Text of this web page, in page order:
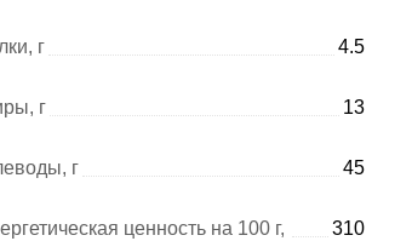
г 4.5
г 13
г 45
ценность на 100 г,
310